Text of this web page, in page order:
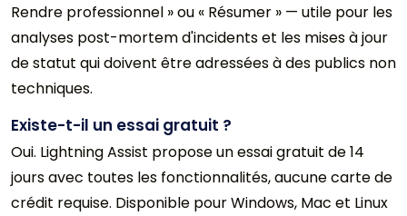
Rendre professionnel » ou « Résumer » — utile pour les
analyses post-mortem d'incidents et les mises à jour
de statut qui doivent être adressées à des publics non
techniques.
Existe-t-il un essai gratuit ?
Oui. Lightning Assist propose un essai gratuit de 14
jours avec toutes les fonctionnalités, aucune carte de
crédit requise. Disponible pour Windows, Mac et Linux